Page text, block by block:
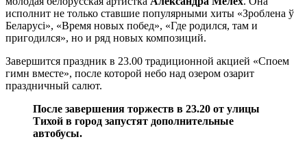
исполнит не только ставшие популярными хиты «Зроблена ў
Беларусі», «Время новых побед», «Где родился, там и
пригодился», но и ряд новых композиций.
Завершится праздник в 23.00 традиционной акцией «Споем
гимн вместе», после которой небо над озером озарит
праздничный салют.
После завершения торжеств в 23.20 от улицы
Тихой в город запустят дополнительные
автобусы.